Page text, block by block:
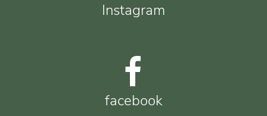
Instagram
facebook